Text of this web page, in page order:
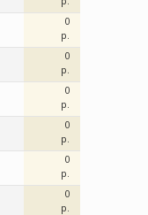
0
p.
0
p.
0
p.
0
p.
0
p.
0
p.